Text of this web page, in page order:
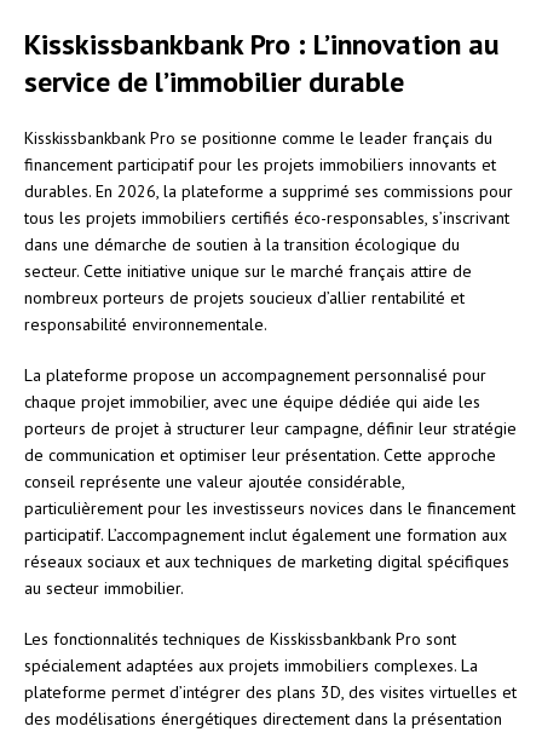
Kisskissbankbank Pro : L’innovation au
service de l’immobilier durable
Kisskissbankbank Pro se positionne comme le leader français du
financement participatif pour les projets immobiliers innovants et
durables. En 2026, la plateforme a supprimé ses commissions pour
tous les projets immobiliers certifiés éco-responsables, s’inscrivant
dans une démarche de soutien à la transition écologique du
secteur. Cette initiative unique sur le marché français attire de
nombreux porteurs de projets soucieux d’allier rentabilité et
responsabilité environnementale.
La plateforme propose un accompagnement personnalisé pour
chaque projet immobilier, avec une équipe dédiée qui aide les
porteurs de projet à structurer leur campagne, définir leur stratégie
de communication et optimiser leur présentation. Cette approche
conseil représente une valeur ajoutée considérable,
particulièrement pour les investisseurs novices dans le financement
participatif. L’accompagnement inclut également une formation aux
réseaux sociaux et aux techniques de marketing digital spécifiques
au secteur immobilier.
Les fonctionnalités techniques de Kisskissbankbank Pro sont
spécialement adaptées aux projets immobiliers complexes. La
plateforme permet d’intégrer des plans 3D, des visites virtuelles et
des modélisations énergétiques directement dans la présentation